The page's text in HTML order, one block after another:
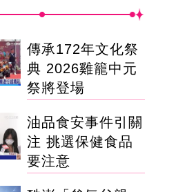
傳承172年文化祭
典 2026雞籠中元
祭將登場
油品食安事件引關
注 挑選保健食品
要注意